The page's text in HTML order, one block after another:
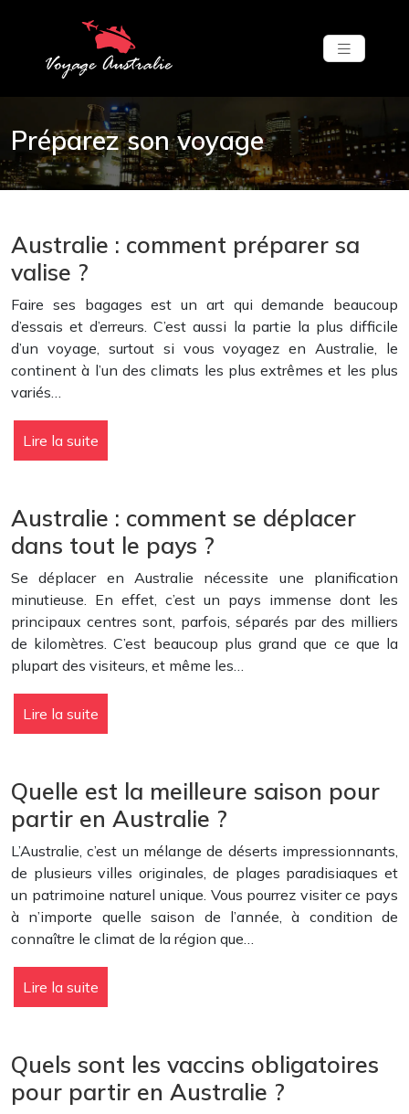
Préparez son voyage
Australie : comment préparer sa
valise ?
Faire ses bagages est un art qui demande beaucoup
d’essais et d’erreurs. C’est aussi la partie la plus difficile
d’un voyage, surtout si vous voyagez en Australie, le
continent à l’un des climats les plus extrêmes et les plus
variés…
Lire la suite
Australie : comment se déplacer
dans tout le pays ?
Se déplacer en Australie nécessite une planification
minutieuse. En effet, c’est un pays immense dont les
principaux centres sont, parfois, séparés par des milliers
de kilomètres. C’est beaucoup plus grand que ce que la
plupart des visiteurs, et même les…
Lire la suite
Quelle est la meilleure saison pour
partir en Australie ?
L’Australie, c’est un mélange de déserts impressionnants,
de plusieurs villes originales, de plages paradisiaques et
un patrimoine naturel unique. Vous pourrez visiter ce pays
à n’importe quelle saison de l’année, à condition de
connaître le climat de la région que…
Lire la suite
Quels sont les vaccins obligatoires
pour partir en Australie ?